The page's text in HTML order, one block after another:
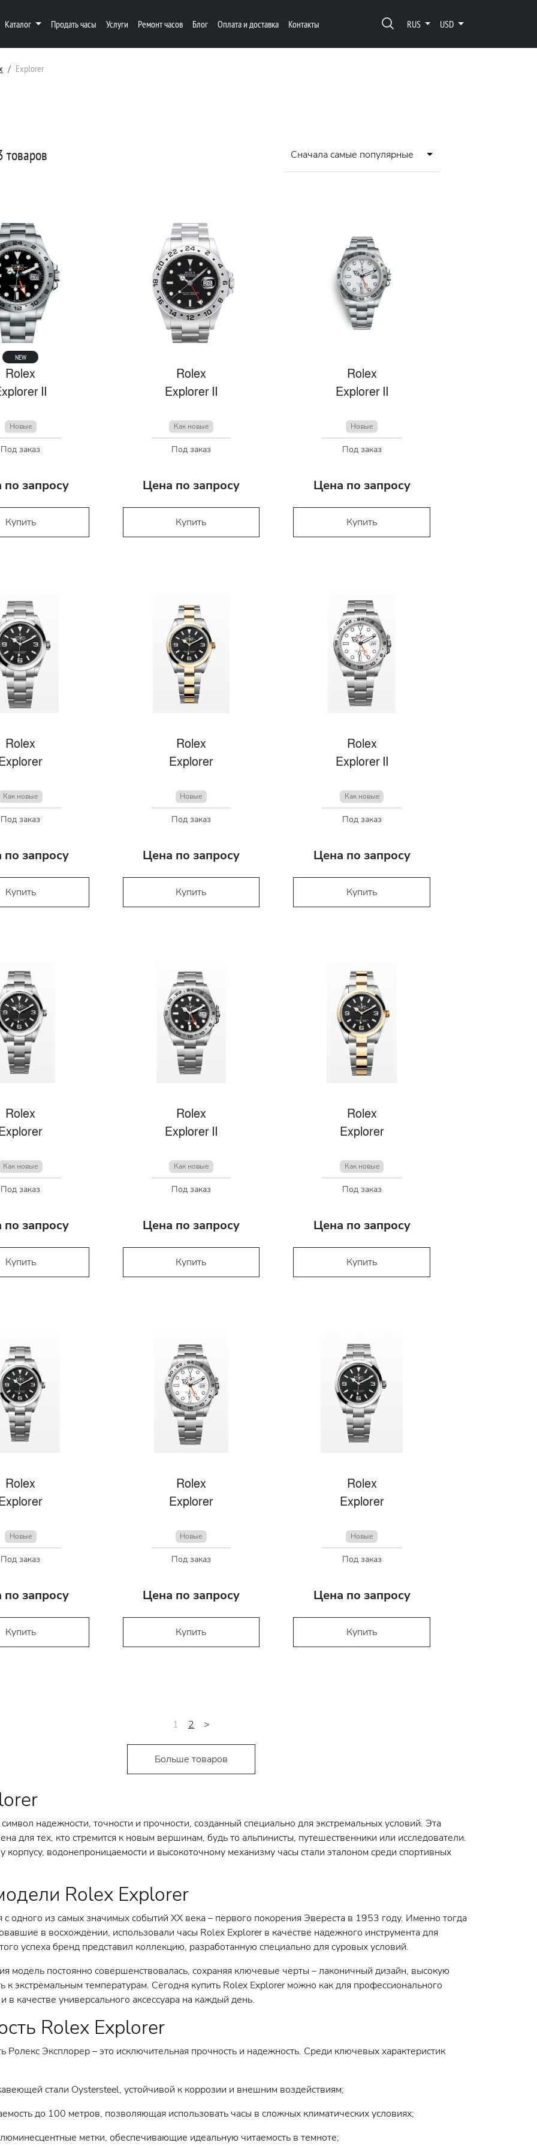
Каталог Продать часы Услуги Ремонт часов Блог Оплата и доставка Контакты RUS USD
Explorer
Сначала самые популярные
NEW
Rolex
II
Новые
Под заказ
запросу
Купить
Rolex
Explorer II
Как новые
Под заказ
Цена по запросу
Купить
Rolex
Explorer II
Новые
Под заказ
Цена по запросу
Купить
Rolex
Как новые
Под заказ
запросу
Купить
Rolex
Explorer
Новые
Под заказ
Цена по запросу
Купить
Rolex
Explorer II
Как новые
Под заказ
Цена по запросу
Купить
Rolex
Как новые
Под заказ
запросу
Купить
Rolex
Explorer II
Как новые
Под заказ
Цена по запросу
Купить
Rolex
Explorer
Как новые
Под заказ
Цена по запросу
Купить
Rolex
Новые
Под заказ
запросу
Купить
Rolex
Explorer
Новые
Под заказ
Цена по запросу
Купить
Rolex
Explorer
Новые
Под заказ
Цена по запросу
Купить
1 2 >
Больше товаров
надежности, точности и прочности, созданный специально для экстремальных условий. Эта
для тех, кто стремится к новым вершинам, будь то альпинисты, путешественники или исследователи.
корпусу, водонепроницаемости и высокоточному механизму часы стали эталоном среди спортивных
Rolex Explorer
с одного из самых значимых событий XX века – первого покорения Эвереста в 1953 году. Именно тогда
в восхождении, использовали часы Rolex Explorer в качестве надежного инструмента для
успеха бренд представил коллекцию, разработанную специально для суровых условий.
модель постоянно совершенствовалась, сохраняя ключевые черты – лаконичный дизайн, высокую
к экстремальным температурам. Сегодня купить Rolex Explorer можно как для профессионального
в качестве универсального аксессуара на каждый день.
Rolex Explorer
Ролекс Эксплорер – это исключительная прочность и надежность. Среди ключевых характеристик
стали Oystersteel, устойчивой к коррозии и внешним воздействиям;
до 100 метров, позволяющая использовать часы в сложных климатических условиях;
метки, обеспечивающие идеальную читаемость в темноте;